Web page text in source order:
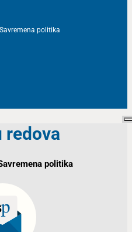
politika
redova
politika